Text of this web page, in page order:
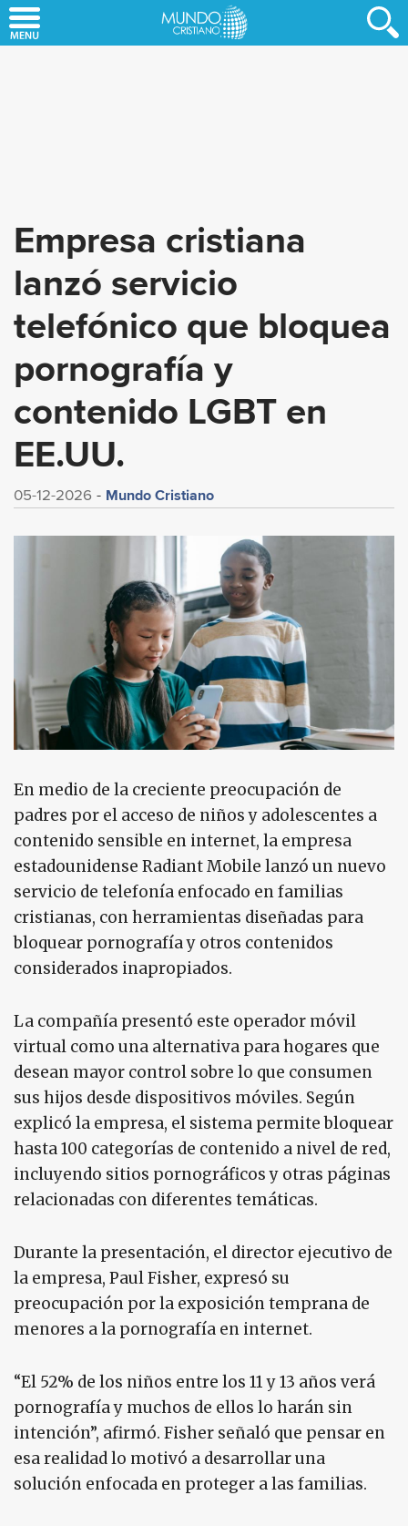
to
Empresa cristiana
lanzó servicio
telefónico que bloquea
pornografía y
contenido LGBT en
EE.UU.
05-12-2026 Mundo Cristiano
En medio de la creciente preocupación de
padres por el acceso de niños y adolescentes a
contenido sensible en internet, la empresa
estadounidense Radiant Mobile lanzó un nuevo
servicio de telefonía enfocado en familias
cristianas, con herramientas diseñadas para
bloquear pornografía y otros contenidos
considerados inapropiados.
La compañía presentó este operador móvil
virtual como una alternativa para hogares que
desean mayor control sobre lo que consumen
sus hijos desde dispositivos móviles. Según
explicó la empresa, el sistema permite bloquear
hasta 100 categorías de contenido a nivel de red,
incluyendo sitios pornográficos y otras páginas
relacionadas con diferentes temáticas.
Durante la presentación, el director ejecutivo de
la empresa, Paul Fisher, expresó su
preocupación por la exposición temprana de
menores a la pornografía en internet.
“El 52% de los niños entre los 11 y 13 años verá
pornografía y muchos de ellos lo harán sin
intención”, afirmó. Fisher señaló que pensar en
esa realidad lo motivó a desarrollar una
solución enfocada en proteger a las familias.